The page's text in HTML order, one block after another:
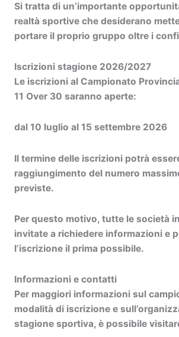
Si tratta di un’importante
realtà sportive che desiderano
portare il proprio gruppo oltre i
Iscrizioni stagione 2026/2027
Le iscrizioni al Campionato
11 Over 30 saranno aperte:
dal 10 luglio al 15 settembre 2026
Il termine delle iscrizioni potrà
raggiungimento del numero
previste.
Per questo motivo, tutte le società
invitate a richiedere informazioni e
l’iscrizione il prima possibile.
Informazioni e contatti
Per maggiori informazioni sul
modalità di iscrizione e
stagione sportiva, è possibile